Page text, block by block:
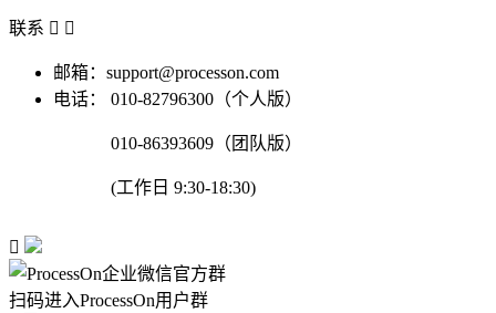
联系  
邮箱：support@processon.com
电话：
010-82796300（个人版）
010-86393609（团队版）
(工作日 9:30-18:30)

扫码进入ProcessOn用户群